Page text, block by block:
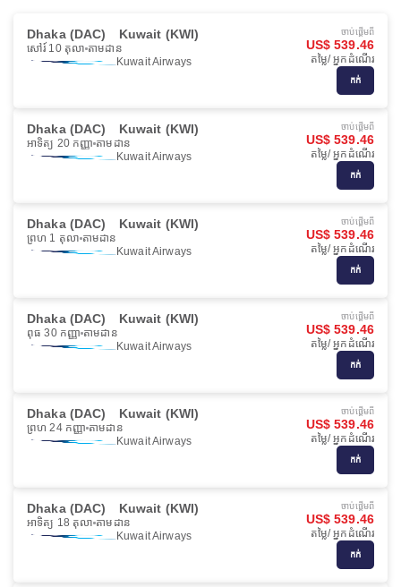
Dhaka (DAC) Kuwait (KWI)
សៅរ៍ 10 តុលា តាមដាន
Kuwait Airways
ចាប់ផ្ដើមពី
US$ 539.46
តម្លៃ/ អ្នកដំណើរ
កក់
Dhaka (DAC) Kuwait (KWI)
អាទិត្យ 20 កញ្ញា តាមដាន
Kuwait Airways
ចាប់ផ្ដើមពី
US$ 539.46
តម្លៃ/ អ្នកដំណើរ
កក់
Dhaka (DAC) Kuwait (KWI)
ព្រហ 1 តុលា តាមដាន
Kuwait Airways
ចាប់ផ្ដើមពី
US$ 539.46
តម្លៃ/ អ្នកដំណើរ
កក់
Dhaka (DAC) Kuwait (KWI)
ពុធ 30 កញ្ញា តាមដាន
Kuwait Airways
ចាប់ផ្ដើមពី
US$ 539.46
តម្លៃ/ អ្នកដំណើរ
កក់
Dhaka (DAC) Kuwait (KWI)
ព្រហ 24 កញ្ញា តាមដាន
Kuwait Airways
ចាប់ផ្ដើមពី
US$ 539.46
តម្លៃ/ អ្នកដំណើរ
កក់
Dhaka (DAC) Kuwait (KWI)
អាទិត្យ 18 តុលា តាមដាន
Kuwait Airways
ចាប់ផ្ដើមពី
US$ 539.46
តម្លៃ/ អ្នកដំណើរ
កក់